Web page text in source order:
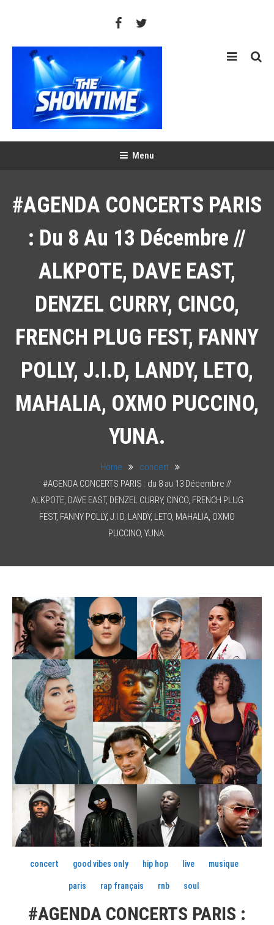
Menu
#AGENDA CONCERTS PARIS
: Du 8 Au 13 Décembre //
ALKPOTE, DAVE EAST,
DENZEL CURRY, CINCO,
FRENCH PLUG FEST, FANNY
POLLY, J.I.D, LANDY, LETO,
MAHALIA, OXMO PUCCINO,
YUNA.
Home
concert
#AGENDA CONCERTS PARIS : du 8 au 13 Décembre //
ALKPOTE, DAVE EAST, DENZEL CURRY, CINCO, FRENCH PLUG
FEST, FANNY POLLY, J.I.D, LANDY, LETO, MAHALIA, OXMO
PUCCINO, YUNA.
concert good vibes only hip hop live musique
paris rap français rnb soul
#AGENDA CONCERTS PARIS :